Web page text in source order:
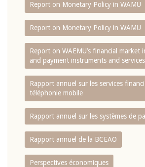
Report on Monetary Policy in WAMU
Report on Monetary Policy in WAMU
Report on WAEMU’s financial market
and payment instruments and services
Rapport annuel sur les services
téléphonie mobile
Rapport annuel sur les systèmes de
Rapport annuel de la BCEAO
Perspectives économiques